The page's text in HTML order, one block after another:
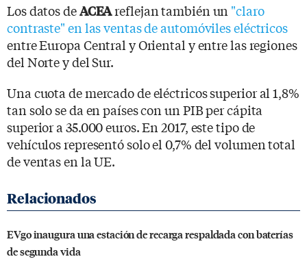
Los datos deACEAreflejan también un "claro
contraste" en las ventas de automóviles eléctricos
entre Europa Central y Oriental y entre las regiones
del Norte y del Sur.
Una cuota de mercado de eléctricos superior al 1,8%
tan solo se da en países con un PIB per cápita
superior a 35.000 euros. En 2017, este tipo de
vehículos representó solo el 0,7% del volumen total
de ventas en la UE.
EVgo inaugura una estación de recarga respaldada con baterías
de segunda vida